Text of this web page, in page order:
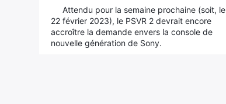
Attendu pour la semaine prochaine (soit, le
22 février 2023), le PSVR 2 devrait encore
accroître la demande envers la console de
nouvelle génération de Sony.